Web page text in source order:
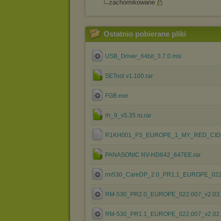
zachomikowane
Ostatnio pobierane pliki
USB_Driver_64bit_3.7.0.msi
SETool v1.100.rar
FGB.exe
rh_9_v5.35 ru.rar
PANASONIC NV-HD642_647EE.rar
RM-
RM-